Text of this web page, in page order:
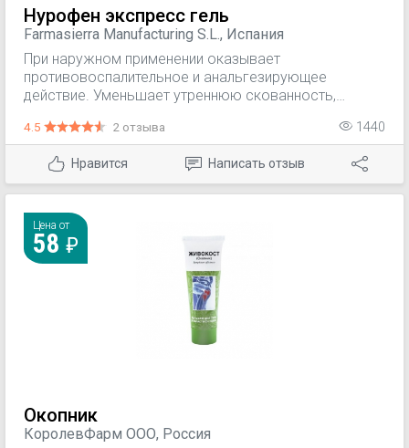
Нурофен экспресс гель
Farmasierra Manufacturing S.L., Испания
При наружном применении оказывает
противовоспалительное и анальгезирующее
действие. Уменьшает утреннюю скованность,
суставах.
4.5 2 отзыва 1440
Нравится Написать отзыв
Цена от
58
Окопник
КоролевФарм ООО, Россия